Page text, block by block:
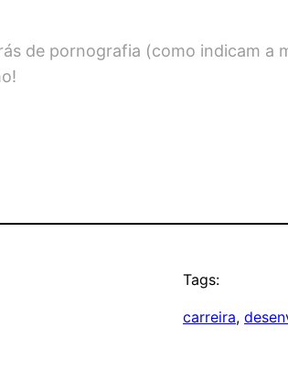
de pornografia (como indicam
Tags:
carreira,